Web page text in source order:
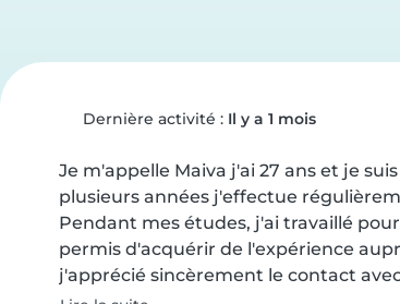
Dernière activité : Il y a 1 mois
Je m'appelle Maiva j'ai 27 ans et je
plusieurs années j'effectue
Pendant mes études, j'ai travaillé
permis d'acquérir de l'expérience
j'apprécié sincèrement le contact